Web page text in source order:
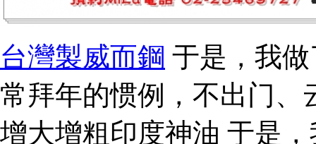
台灣製威而鋼 于是，我
常拜年的惯例，不出门、
增大增粗印度神油 于是